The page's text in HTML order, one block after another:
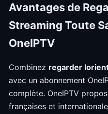
Avantages de
Streaming Toute
OneIPTV
Combinez regarder
avec un abonnement
complète. OneIPTV
françaises et